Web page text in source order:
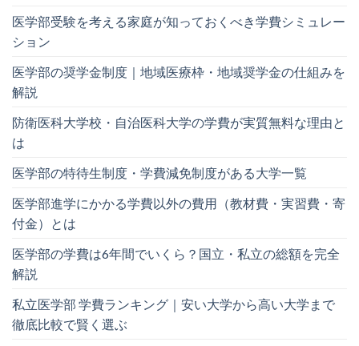
医学部受験を考える家庭が知っておくべき学費シミュレー
ション
医学部の奨学金制度｜地域医療枠・地域奨学金の仕組みを
解説
防衛医科大学校・自治医科大学の学費が実質無料な理由と
は
医学部の特待生制度・学費減免制度がある大学一覧
医学部進学にかかる学費以外の費用（教材費・実習費・寄
付金）とは
医学部の学費は6年間でいくら？国立・私立の総額を完全
解説
私立医学部 学費ランキング｜安い大学から高い大学まで
徹底比較で賢く選ぶ